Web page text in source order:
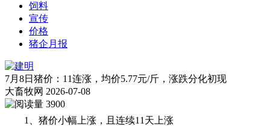
饲料
宣传
价格
猪企月报
7月8日猪价：11连涨，均价5.77元/斤，涨跌分化初现
大畜牧网 2026-07-08
3900
1、猪价小幅上涨，且连续11天上涨